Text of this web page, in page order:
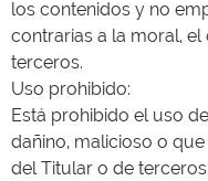
los contenidos y no
contrarias a la moral,
terceros.
Uso prohibido:
Está prohibido el uso
dañino, malicioso o
del Titular o de terceros.